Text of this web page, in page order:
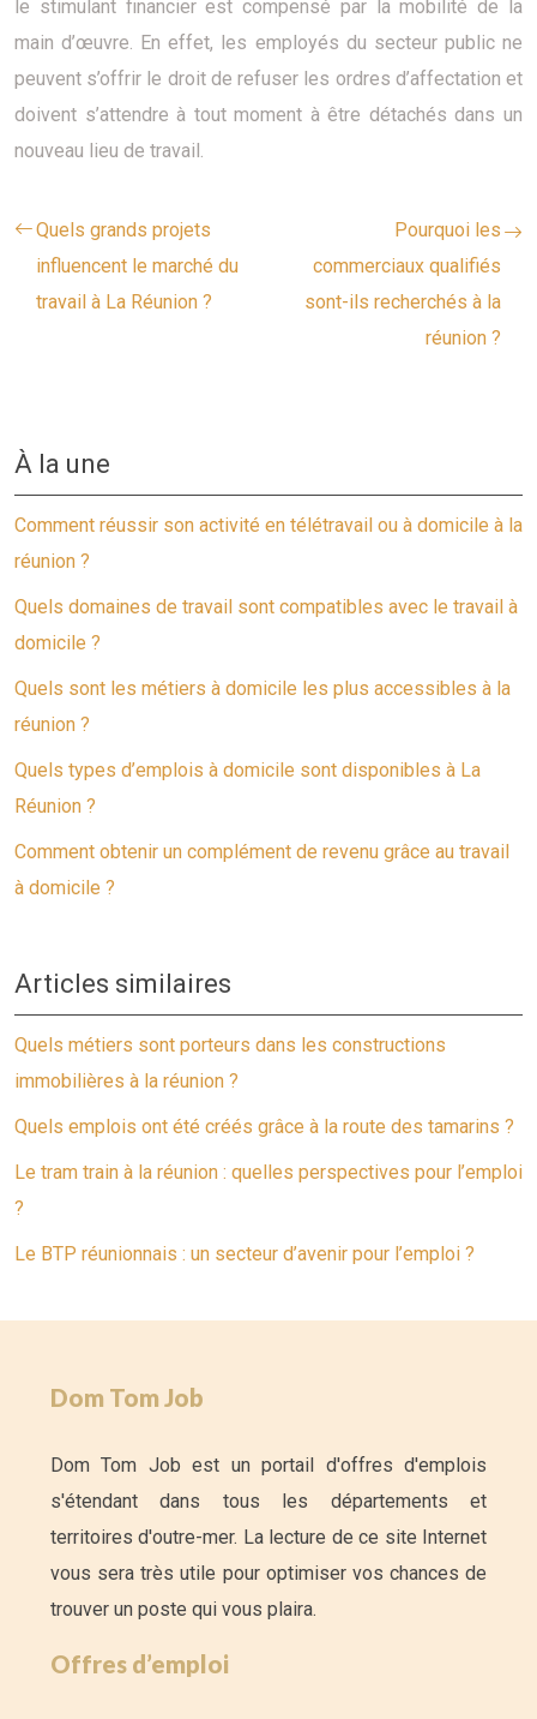
le stimulant financier est compensé par la mobilité de la
main d’œuvre. En effet, les employés du secteur public ne
peuvent s’offrir le droit de refuser les ordres d’affectation et
doivent s’attendre à tout moment à être détachés dans un
nouveau lieu de travail.
Quels grands projets
influencent le marché du
travail à La Réunion ?
Pourquoi les
commerciaux qualifiés
sont-ils recherchés à la
réunion ?
À la une
Comment réussir son activité en télétravail ou à domicile à la
réunion ?
Quels domaines de travail sont compatibles avec le travail à
domicile ?
Quels sont les métiers à domicile les plus accessibles à la
réunion ?
Quels types d’emplois à domicile sont disponibles à La
Réunion ?
Comment obtenir un complément de revenu grâce au travail
à domicile ?
Articles similaires
Quels métiers sont porteurs dans les constructions
immobilières à la réunion ?
Quels emplois ont été créés grâce à la route des tamarins ?
Le tram train à la réunion : quelles perspectives pour l’emploi
?
Le BTP réunionnais : un secteur d’avenir pour l’emploi ?
Dom Tom Job
Dom Tom Job est un portail d'offres d'emplois
s'étendant dans tous les départements et
territoires d'outre-mer. La lecture de ce site Internet
vous sera très utile pour optimiser vos chances de
trouver un poste qui vous plaira.
Offres d’emploi